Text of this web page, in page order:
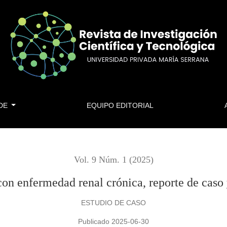
reporte de caso y revisión de la literatura
EQUIPO EDITORIAL
Vol. 9 Núm. 1 (2025)
enfermedad renal crónica, reporte de
ESTUDIO DE CASO
Publicado 2025-06-30